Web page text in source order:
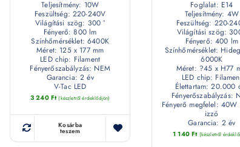
Teljesítmény: 10W
Feszültség: 220-240V
Világítási szög: 300 °
Fényerő: 800 lm
Színhőmérséklet: 6400K
Méret: 125 x 177 mm
LED chip: Filament
Fényerőszabályzás: NEM
Garancia: 2 év
V-Tac LED
3 240 Ft (készletről érdeklődjön)
Kosárba
teszem
Foglalat: E14
Teljesítmény: 4W
Feszültség: 220-
Világítási szög:
Fényerő: 400 lm
Színhőmérséklet:
6000K
Méret: ?45 x H77
LED chip:
Élettartam: 20.000
Fényerőszabályzás:
Fényerő megfelel: 40W
izzó
Garancia: 2 év
1 140Ft (készletről